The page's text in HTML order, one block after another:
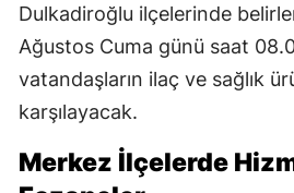
Dulkadiroğlu ilçelerinde
Ağustos Cuma günü saat
vatandaşların ilaç ve sağlık
karşılayacak.
Merkez İlçelerde